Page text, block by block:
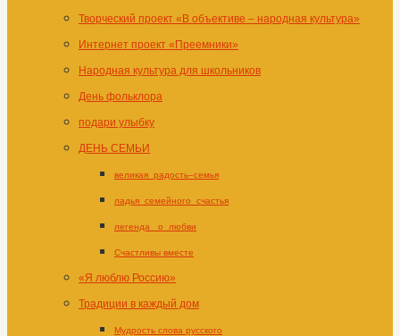
Творческий проект «В объективе – народная культура»
Интернет проект «Преемники»
Народная культура для школьников
День фольклора
подари улыбку
ДЕНЬ СЕМЬИ
великая_радость–семья
ладья_семейного_счастья
легенда _о_любви
Счастливы вместе
«Я люблю Россию»
Традиции в каждый дом
Мудрость слова русского